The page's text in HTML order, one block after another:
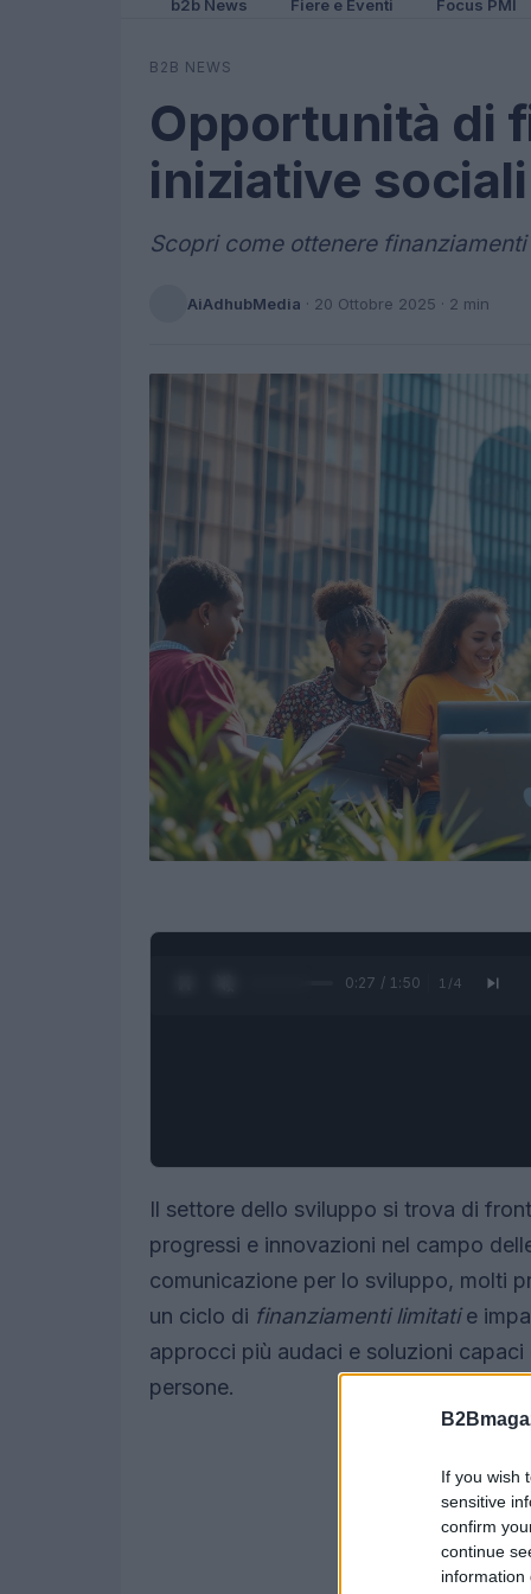
If you wish
sensitive
confirm
continue
information
b2b News Fiere e Eventi Focus PMI
B2B NEWS
Opportunità di
iniziative
Scopri come ottenere
AiAdhubMedia · 20 Ottobre 2025 · 2 min
0:28 / 1:50 1 /4
Il settore dello sviluppo si trova di
progressi e innovazioni nel campo
comunicazione per lo sviluppo, molti
un ciclo di finanziamenti limitatie
approcci più audaci e soluzioni
persone.